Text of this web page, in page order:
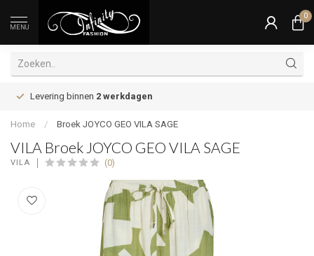
MENU
0
Levering binnen 2 werkdagen
Home / Broek JOYCO GEO VILA SAGE
VILA Broek JOYCO GEO VILA SAGE
VILA (0)